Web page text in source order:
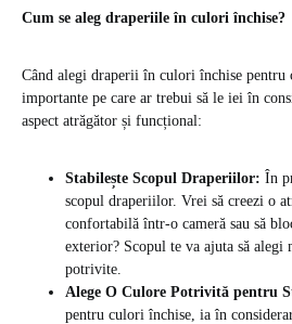
Cum se aleg draperiile în culori închise?
Când alegi draperii în culori închise pentru
importante pe care ar trebui să le iei în
aspect atrăgător și funcțional:
Stabilește Scopul Draperiilor: În
scopul draperiilor. Vrei să creezi o
confortabilă într-o cameră sau să
exterior? Scopul te va ajuta să alegi
potrivite.
Alege O Culore Potrivită pentru
pentru culori închise, ia în